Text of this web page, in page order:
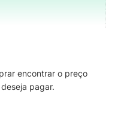
encontrar o preço
pagar.